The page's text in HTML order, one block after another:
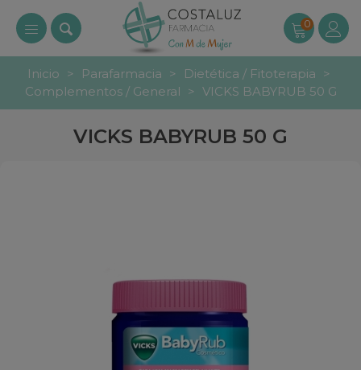
0
Inicio > Parafarmacia > Dietética / Fitoterapia >
Complementos / General > VICKS BABYRUB 50 G
VICKS BABYRUB 50 G